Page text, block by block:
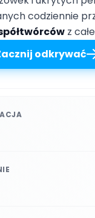
codziennie
z
odkrywać